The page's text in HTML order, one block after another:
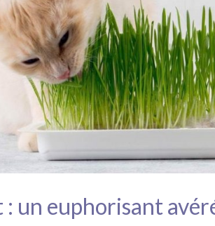
: un euphorisant